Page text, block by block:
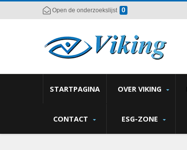
Open de onderzoekslijst 0
STARTPAGINA OVER VIKING
CONTACT ESG-ZONE